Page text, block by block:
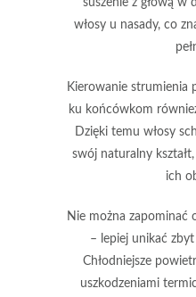
suszenie z głową w
włosy u nasady, co
Kierowanie strumienia
ku końcówkom
Dzięki temu włosy
swój naturalny
ich
Nie można zapominać
– lepiej unikać
Chłodniejsze
uszkodzeniami